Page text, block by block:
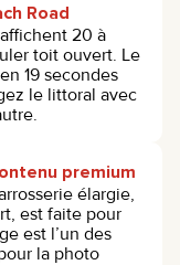
Road
20 à
toit ouvert. Le
19 secondes
le littoral avec
premium
élargie,
est faite pour
est l’un des
la photo